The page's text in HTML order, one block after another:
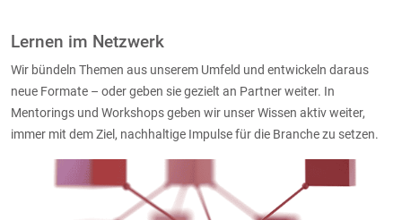
Lernen im Netzwerk
Wir bündeln Themen aus unserem Umfeld und entwickeln daraus
neue Formate – oder geben sie gezielt an Partner weiter. In
Mentorings und Workshops geben wir unser Wissen aktiv weiter,
immer mit dem Ziel, nachhaltige Impulse für die Branche zu setzen.